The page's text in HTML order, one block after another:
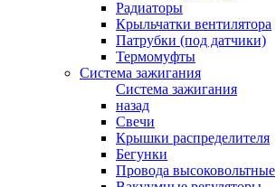
Радиаторы
Крыльчатки вентилятора
Патрубки (под датчики)
Термомуфты
Система зажигания
Система зажигания
назад
Свечи
Крышки распределителя
Бегунки
Провода высоковольтные